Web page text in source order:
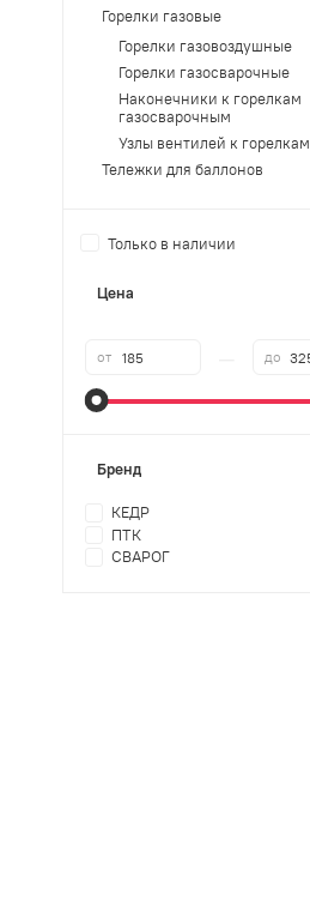
Горелки газовые
Горелки газовоздушные
Горелки газосварочные
Наконечники к горелкам
газосварочным
Узлы вентилей к горелкам
Тележки для баллонов
Только в наличии
Цена
от до
Бренд
КЕДР
ПТК
СВАРОГ